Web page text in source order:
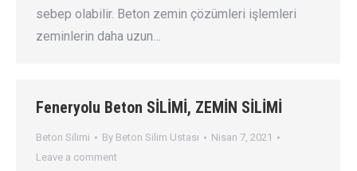
sebep olabilir. Beton zemin çözümleri işlemleri
zeminlerin daha uzun…
Feneryolu Beton SİLİMİ, ZEMİN SİLİMİ
Beton Silimi By Beton Silim Ustası
Nisan 7, 2021
Leave a comment